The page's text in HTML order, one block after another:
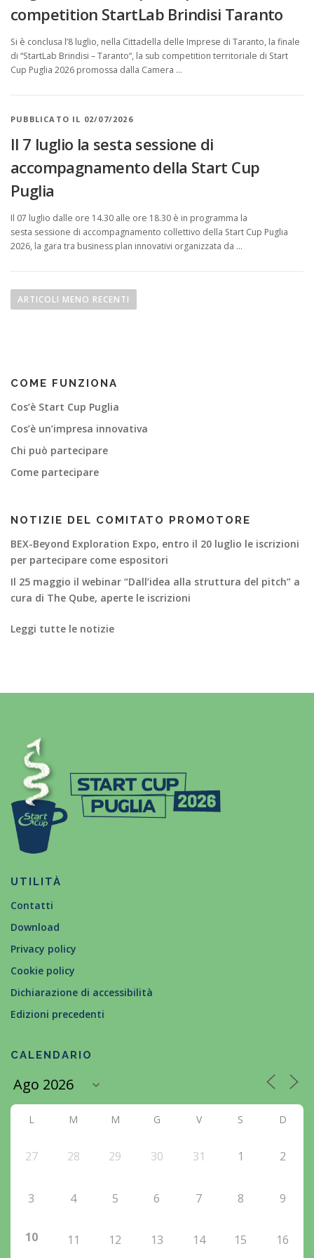
competition StartLab Brindisi Taranto
Si è conclusa l’8 luglio, nella Cittadella delle Imprese di Taranto, la finale
di “StartLab Brindisi – Taranto“, la sub competition territoriale di Start
Cup Puglia 2026 promossa dalla Camera …
PUBBLICATO IL 02/07/2026
Il 7 luglio la sesta sessione di
accompagnamento della Start Cup
Puglia
Il 07 luglio dalle ore 14.30 alle ore 18.30 è in programma la
sesta sessione di accompagnamento collettivo della Start Cup Puglia
2026, la gara tra business plan innovativi organizzata da …
a
z
i
o
n
a
t
i
c
l
ARTICOLI MENO RECENTI
COME FUNZIONA
Cos’è Start Cup Puglia
Cos’è un’impresa innovativa
Chi può partecipare
Come partecipare
NOTIZIE DEL COMITATO PROMOTORE
BEX-Beyond Exploration Expo, entro il 20 luglio le iscrizioni
per partecipare come espositori
Il 25 maggio il webinar “Dall’idea alla struttura del pitch” a
cura di The Qube, aperte le iscrizioni
Leggi tutte le notizie
UTILITÀ
Contatti
Download
Privacy policy
Cookie policy
Dichiarazione di accessibilità
Edizioni precedenti
CALENDARIO
L M M G V S D
27 28 29 30 31 1 2
3 4 5 6 7 8 9
10 11 12 13 14 15 16